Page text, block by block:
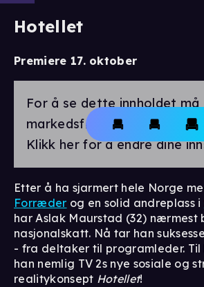
Hotellet
Premiere 17. oktober
For å se dette innholdet må
markedsførings-cookies
Klikk her for å endre dine
Etter å ha sjarmert hele Norge
Forræder og en solid andreplass i
har Aslak Maurstad (32) nærmest
nasjonalskatt. Nå tar han
- fra deltaker til programleder. Til
han nemlig TV 2s nye sosiale og
realitykonsept Hotellet!